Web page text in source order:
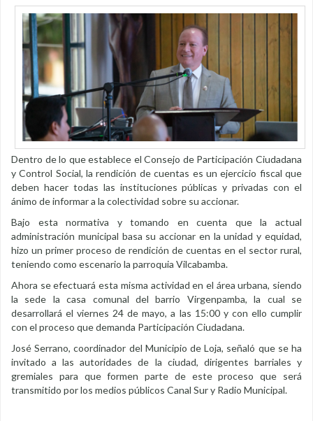
Dentro de lo que establece el Consejo de Participación Ciudadana
y Control Social, la rendición de cuentas es un ejercicio fiscal que
deben hacer todas las instituciones públicas y privadas con el
ánimo de informar a la colectividad sobre su accionar.
Bajo esta normativa y tomando en cuenta que la actual
administración municipal basa su accionar en la unidad y equidad,
hizo un primer proceso de rendición de cuentas en el sector rural,
teniendo como escenario la parroquia Vilcabamba.
Ahora se efectuará esta misma actividad en el área urbana, siendo
la sede la casa comunal del barrio Virgenpamba, la cual se
desarrollará el viernes 24 de mayo, a las 15:00 y con ello cumplir
con el proceso que demanda Participación Ciudadana.
José Serrano, coordinador del Municipio de Loja, señaló que se ha
invitado a las autoridades de la ciudad, dirigentes barriales y
gremiales para que formen parte de este proceso que será
transmitido por los medios públicos Canal Sur y Radio Municipal.